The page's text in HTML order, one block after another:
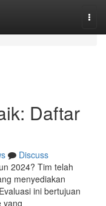
Daftar
Discuss
2024? Tim telah
menyediakan
ini bertujuan
yang